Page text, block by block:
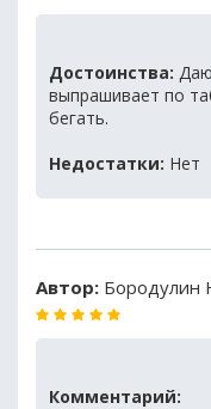
Достоинства:
выпрашивает по
бегать.
Недостатки: Нет
Автор: Бородулин
Комментарий: